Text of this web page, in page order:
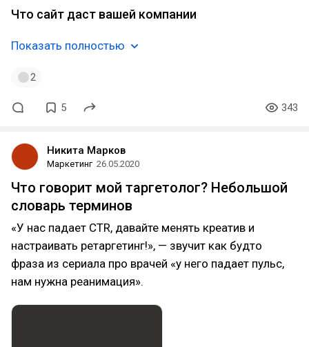
Что сайт даст вашей компании
Показать полностью
2
5 343
Никита Марков
Маркетинг 26.05.2020
Что говорит мой таргетолог? Небольшой
словарь терминов
«У нас падает CTR, давайте менять креатив и
настраивать ретаргетинг!», — звучит как будто
фраза из сериала про врачей «у него падает пульс,
нам нужна реанимация».